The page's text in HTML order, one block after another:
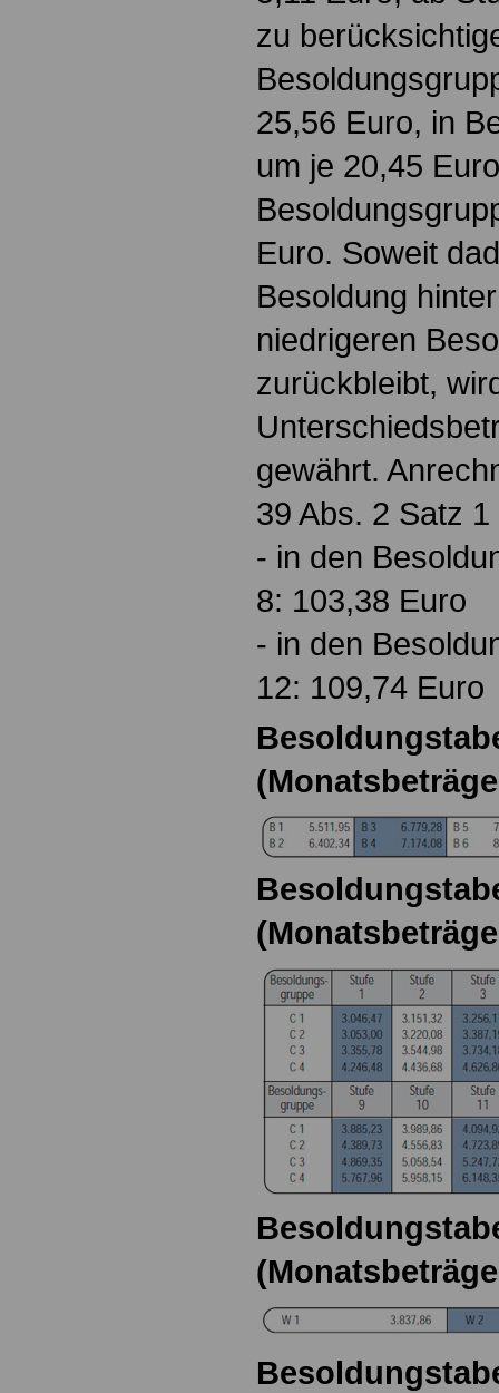
zu
25,56 Euro, in
um je 20,45
Euro. Soweit
Besoldung
niedrigeren
zurückbleibt,
gewährt.
39 Abs. 2 Satz
- in den
8: 103,38 Euro
- in den
12: 109,74 Euro